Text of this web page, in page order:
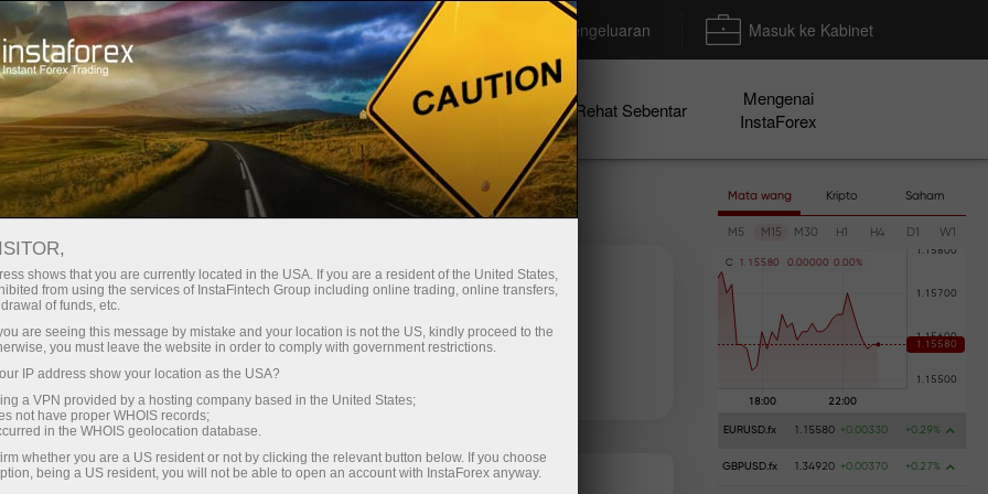
akaun segera Platform dagangan Deposit/Pengeluaran Masuk ke Kabinet
Pedagang
Baru
Untuk Pelabur
Untuk Rakan
Niaga
Kempen Rehat Sebentar
Mengenai
InstaForex
analysis
untuk EUR/USD pada 20 Julai 2022
Pengeluaran wang
Mata wang Kripto Saham
M5 M15 M30 H1 H4 D1 W1
C 1 . 1 5580 0 .00000 0 .00%
EURUSD.fx 1.15580 +0.00330 +0.29%
GBPUSD.fx 1.34920 +0.00370 +0.27%
shows that you are currently located in the USA. If you are a resident of the United States,
from using the services of InstaFintech Group including online trading, online transfers,
of funds, etc.
are seeing this message by mistake and your location is not the US, kindly proceed to the
you must leave the website in order to comply with government restrictions.
IP address show your location as the USA?
a VPN provided by a hosting company based in the United States;
not have proper WHOIS records;
in the WHOIS geolocation database.
whether you are a US resident or not by clicking the relevant button below. If you choose
being a US resident, you will not be able to open an account with InstaForex anyway.